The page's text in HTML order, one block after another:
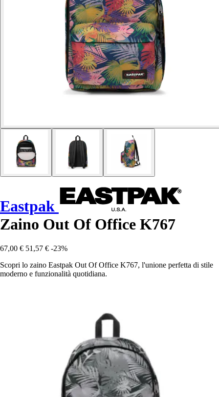
Eastpak
Zaino Out Of Office K767
67,00 € 51,57 € -23%
Scopri lo zaino Eastpak Out Of Office K767, l'unione perfetta di stile
moderno e funzionalità quotidiana.